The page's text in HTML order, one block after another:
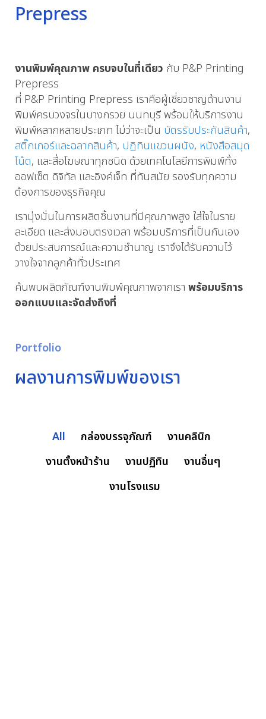
Prepress
งานพิมพ์คุณภาพ ครบจบในที่เดียว กับ P&P Printing
Prepress
ที่ P&P Printing Prepress เราคือผู้เชี่ยวชาญด้านงาน
พิมพ์ครบวงจรในบางกรวย นนทบุรี พร้อมให้บริการงาน
พิมพ์หลากหลายประเภท ไม่ว่าจะเป็น บัตรรับประกันสินค้า,
สติ๊กเกอร์และฉลากสินค้า, ปฏิทินแขวนผนัง, หนังสือสมุด
โน้ต, และสื่อโฆษณาทุกชนิด ด้วยเทคโนโลยีการพิมพ์ทั้ง
ออฟเซ็ต ดิจิทัล และอิงค์เจ็ท ที่ทันสมัย รองรับทุกความ
ต้องการของธุรกิจคุณ
เรามุ่งมั่นในการผลิตชิ้นงานที่มีคุณภาพสูง ใส่ใจในราย
ละเอียด และส่งมอบตรงเวลา พร้อมบริการที่เป็นกันเอง
ด้วยประสบการณ์และความชำนาญ เราจึงได้รับความไว้
วางใจจากลูกค้าทั่วประเทศ
ค้นพบผลิตภัณฑ์งานพิมพ์คุณภาพจากเรา พร้อมบริการ
ออกแบบและจัดส่งถึงที่
Portfolio
ผลงานการพิมพ์ของเรา
All กล่องบรรจุภัณฑ์
งานคลินิก
งานตั้งหน้าร้าน
งานปฏิทิน
งานอื่นๆ
งานโรงแรม